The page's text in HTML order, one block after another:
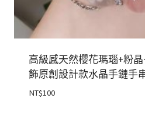
高級感天然櫻花瑪瑙+粉
飾原創設計款水晶手鏈手
NT$100